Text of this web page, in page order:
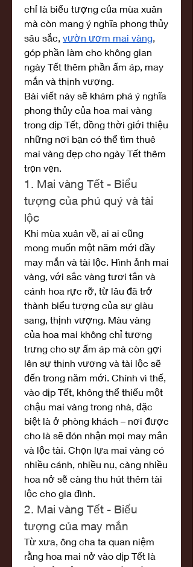
chỉ là biểu tượng của mùa xuân
mà còn mang ý nghĩa phong thủy
sâu sắc, vườn ươm mai vàng,
góp phần làm cho không gian
ngày Tết thêm phần ấm áp, may
mắn và thịnh vượng.
Bài viết này sẽ khám phá ý nghĩa
phong thủy của hoa mai vàng
trong dịp Tết, đồng thời giới thiệu
những nơi bạn có thể tìm thuê
mai vàng đẹp cho ngày Tết thêm
trọn vẹn.
1. Mai vàng Tết - Biểu
tượng của phú quý và tài
lộc
Khi mùa xuân về, ai ai cũng
mong muốn một năm mới đầy
may mắn và tài lộc. Hình ảnh mai
vàng, với sắc vàng tươi tắn và
cánh hoa rực rỡ, từ lâu đã trở
thành biểu tượng của sự giàu
sang, thịnh vượng. Màu vàng
của hoa mai không chỉ tượng
trưng cho sự ấm áp mà còn gợi
lên sự thịnh vượng và tài lộc sẽ
đến trong năm mới. Chính vì thế,
vào dịp Tết, không thể thiếu một
chậu mai vàng trong nhà, đặc
biệt là ở phòng khách – nơi được
cho là sẽ đón nhận mọi may mắn
và lộc tài. Chọn lựa mai vàng có
nhiều cánh, nhiều nụ, càng nhiều
hoa nở sẽ càng thu hút thêm tài
lộc cho gia đình.
2. Mai vàng Tết - Biểu
tượng của may mắn
Từ xưa, ông cha ta quan niệm
rằng hoa mai nở vào dịp Tết là